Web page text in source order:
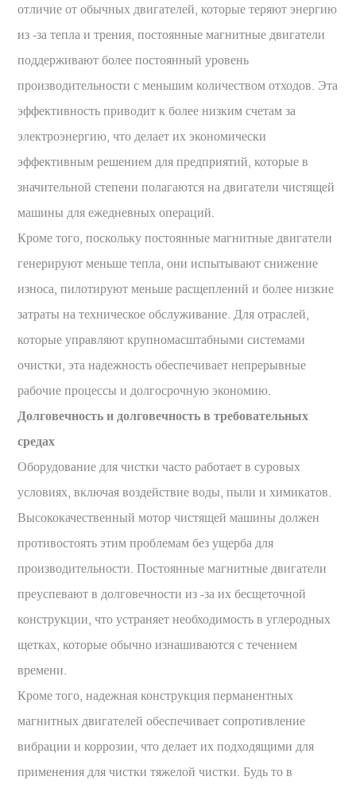
отличие от обычных двигателей, которые теряют энергию
из -за тепла и трения, постоянные магнитные двигатели
поддерживают более постоянный уровень
производительности с меньшим количеством отходов. Эта
эффективность приводит к более низким счетам за
электроэнергию, что делает их экономически
эффективным решением для предприятий, которые в
значительной степени полагаются на двигатели чистящей
машины для ежедневных операций.
Кроме того, поскольку постоянные магнитные двигатели
генерируют меньше тепла, они испытывают снижение
износа, пилотируют меньше расщеплений и более низкие
затраты на техническое обслуживание. Для отраслей,
которые управляют крупномасштабными системами
очистки, эта надежность обеспечивает непрерывные
рабочие процессы и долгосрочную экономию.
Долговечность и долговечность в требовательных
средах
Оборудование для чистки часто работает в суровых
условиях, включая воздействие воды, пыли и химикатов.
Высококачественный мотор чистящей машины должен
противостоять этим проблемам без ущерба для
производительности. Постоянные магнитные двигатели
преуспевают в долговечности из -за их бесщеточной
конструкции, что устраняет необходимость в углеродных
щетках, которые обычно изнашиваются с течением
времени.
Кроме того, надежная конструкция перманентных
магнитных двигателей обеспечивает сопротивление
вибрации и коррозии, что делает их подходящими для
применения для чистки тяжелой чистки. Будь то в